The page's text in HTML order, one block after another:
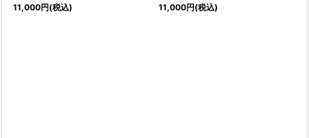
11,000円(税込)
11,000円(税込)